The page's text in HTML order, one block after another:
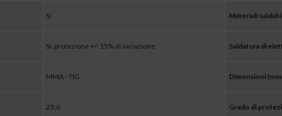
Si Materiali
Si, protezione +/- 15% di variazione Saldatura di
MMA - TIG Dimensioni
23,6 Grado di